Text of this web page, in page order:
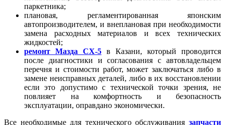
паркетника;
плановая, регламентированная японским
автопроизводителем, и внеплановая при необходимости
замена расходных материалов и всех технических
жидкостей;
ремонт Мазда CX-5 в Казани, который проводится
после диагностики и согласования с автовладельцем
перечня и стоимости работ, может заключаться либо в
замене неисправных деталей, либо в их восстановлении
если это допустимо с технической точки зрения, не
повлияет на комфортность и безопасность
эксплуатации, оправдано экономически.
Все необходимые для технического обслуживания запчасти